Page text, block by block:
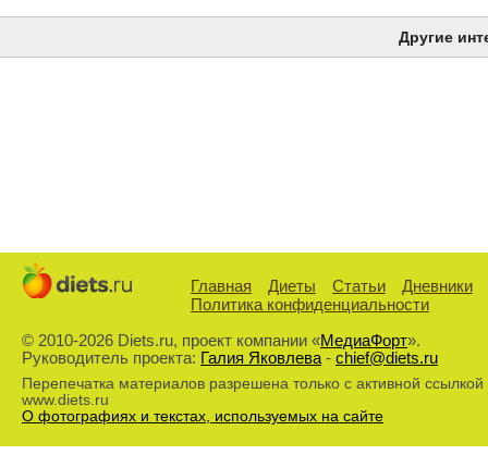
Другие
Главная Диеты Статьи
Дневники
Политика конфиденциальности
© 2010-2026 Diets.ru, проект компании «МедиаФорт».
Руководитель проекта: Галия Яковлева- chief@diets.ru
Перепечатка материалов разрешена только с активной ссылкой
www.diets.ru
О фотографиях и текстах, используемых на сайте